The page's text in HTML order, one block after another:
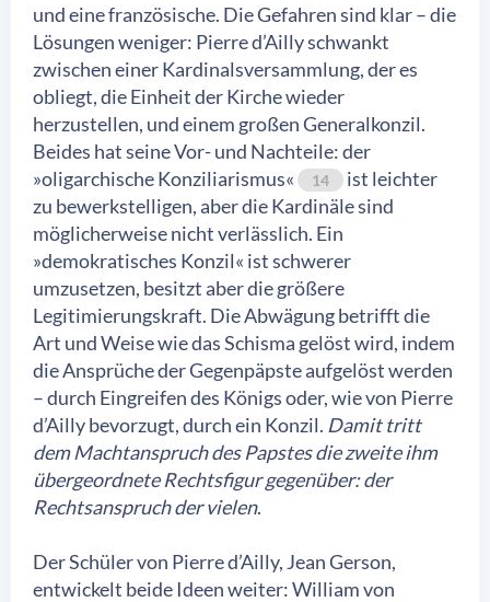
und eine französische. Die Gefahren sind klar – die
Lösungen weniger: Pierre d’Ailly schwankt
zwischen einer Kardinalsversammlung, der es
obliegt, die Einheit der Kirche wieder
herzustellen, und einem großen Generalkonzil.
Beides hat seine Vor- und Nachteile: der
»oligarchische Konziliarismus«
14
ist leichter
zu bewerkstelligen, aber die Kardinäle sind
möglicherweise nicht verlässlich. Ein
»demokratisches Konzil« ist schwerer
umzusetzen, besitzt aber die größere
Legitimierungskraft. Die Abwägung betrifft die
Art und Weise wie das Schisma gelöst wird, indem
die Ansprüche der Gegenpäpste aufgelöst werden
– durch Eingreifen des Königs oder, wie von Pierre
d’Ailly bevorzugt, durch ein Konzil. Damit tritt
dem Machtanspruch des Papstes die zweite ihm
übergeordnete Rechtsfigur gegenüber: der
Rechtsanspruch der vielen.
Der Schüler von Pierre d’Ailly, Jean Gerson,
entwickelt beide Ideen weiter: William von